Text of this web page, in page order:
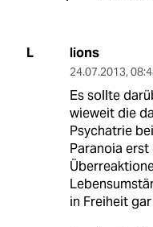
L lions
24.07.2013,
Es sollte
wieweit die
Psychatrie
Paranoia
in Freiheit